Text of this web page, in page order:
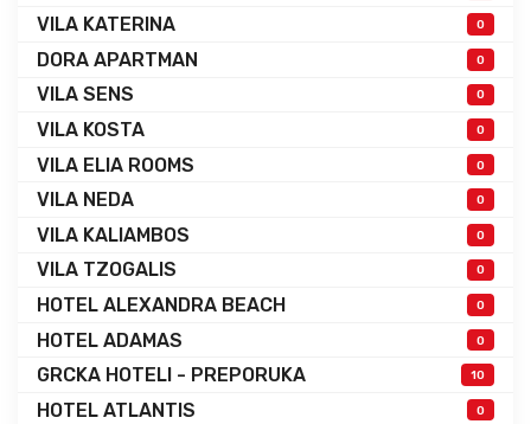
VILA KATERINA 0
DORA APARTMAN 0
VILA SENS 0
VILA KOSTA 0
VILA ELIA ROOMS 0
VILA NEDA 0
VILA KALIAMBOS 0
VILA TZOGALIS 0
HOTEL ALEXANDRA BEACH 0
HOTEL ADAMAS 0
GRCKA HOTELI - PREPORUKA 10
HOTEL ATLANTIS 0